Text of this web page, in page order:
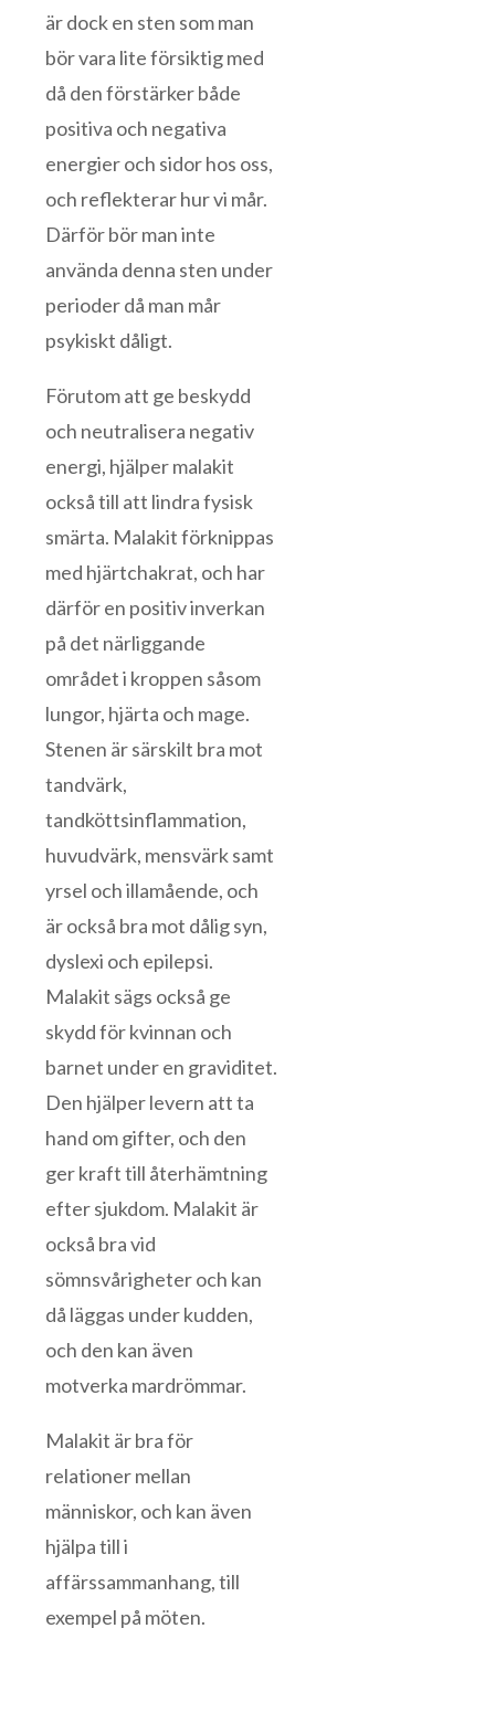
är dock en sten som man
bör vara lite försiktig med
då den förstärker både
positiva och negativa
energier och sidor hos oss,
och reflekterar hur vi mår.
Därför bör man inte
använda denna sten under
perioder då man mår
psykiskt dåligt.
Förutom att ge beskydd
och neutralisera negativ
energi, hjälper malakit
också till att lindra fysisk
smärta. Malakit förknippas
med hjärtchakrat, och har
därför en positiv inverkan
på det närliggande
området i kroppen såsom
lungor, hjärta och mage.
Stenen är särskilt bra mot
tandvärk,
tandköttsinflammation,
huvudvärk, mensvärk samt
yrsel och illamående, och
är också bra mot dålig syn,
dyslexi och epilepsi.
Malakit sägs också ge
skydd för kvinnan och
barnet under en graviditet.
Den hjälper levern att ta
hand om gifter, och den
ger kraft till återhämtning
efter sjukdom. Malakit är
också bra vid
sömnsvårigheter och kan
då läggas under kudden,
och den kan även
motverka mardrömmar.
Malakit är bra för
relationer mellan
människor, och kan även
hjälpa till i
affärssammanhang, till
exempel på möten.